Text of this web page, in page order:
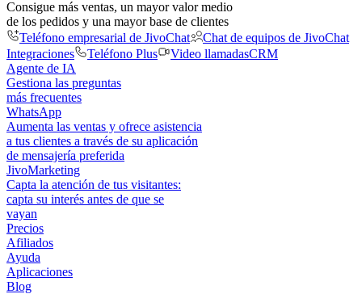
Consigue más ventas, un mayor valor medio
de los pedidos y una mayor base de clientes
Teléfono empresarial de JivoChat
Chat de equipos de JivoChat
Integraciones
Teléfono Plus Video llamadasCRM
Agente de IA
Gestiona las preguntas
más frecuentes
WhatsApp
Aumenta las ventas y ofrece asistencia
a tus clientes a través de su aplicación
de mensajería preferida
JivoMarketing
Capta la atención de tus visitantes:
capta su interés antes de que se
vayan
Precios
Afiliados
Ayuda
Aplicaciones
Blog